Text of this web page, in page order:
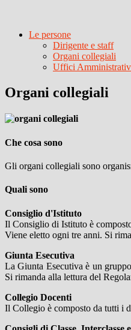
Le persone
Dirigente e staff
Organi collegiali
Uffici
Organi collegiali
Che cosa sono
Gli organi collegiali sono
Quali sono
Consiglio d'Istituto
Il Consiglio di Istituto è
Viene eletto ogni tre anni. Si
Giunta Esecutiva
La Giunta Esecutiva è un
Si rimanda alla lettura del
Collegio Docenti
Il Collegio è composto da tutti i